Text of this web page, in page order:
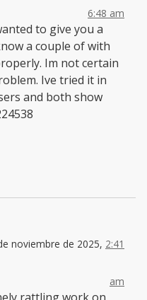
6:48 am
to give you a
a couple of with
Im not certain
Ive tried it in
and both show
noviembre de 2025, 2:41
am